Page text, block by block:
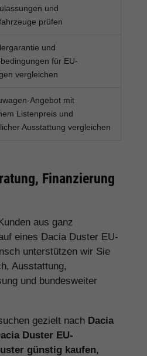
und
prüfen
und
für EU-
vergleichen
Angebot mit
Listenpreis und
Ausstattung vergleichen
Finanzierung
aus ganz
eines Dacia Duster EU-
unterstützen wir Sie
Ausstattung,
und bundesweiter
gezielt nach Dacia
Duster EU-
günstig kaufen,